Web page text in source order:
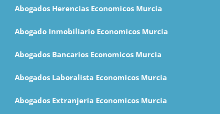
Abogados Herencias Economicos Murcia
Abogado Inmobiliario Economicos Murcia
Abogados Bancarios Economicos Murcia
Abogados Laboralista Economicos Murcia
Abogados Extranjería Economicos Murcia